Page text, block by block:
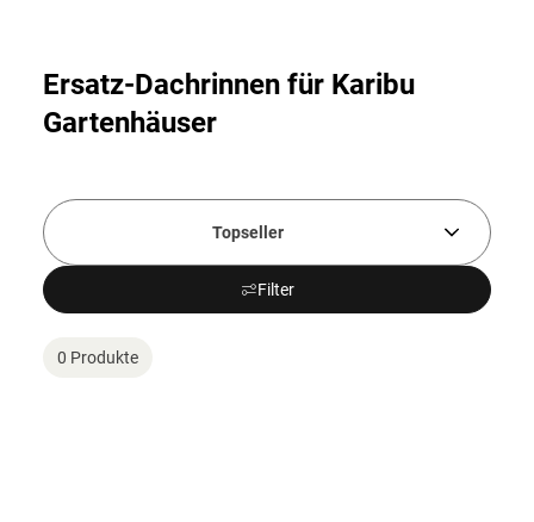
Ersatz-Dachrinnen für Karibu
Gartenhäuser
Topseller
Filter
0 Produkte